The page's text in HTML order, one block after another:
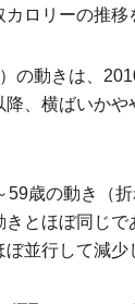
ロリーの推移
の動きは、
、横ばいかや
59歳の動き（
きとほぼ同じ
並行して減少